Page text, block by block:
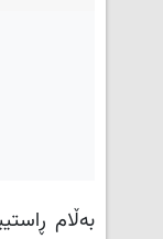
بەڵام